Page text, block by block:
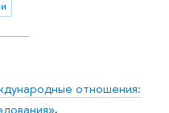
отношения:
,